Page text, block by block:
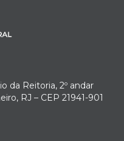
da Reitoria, 2º andar
RJ – CEP 21941-901